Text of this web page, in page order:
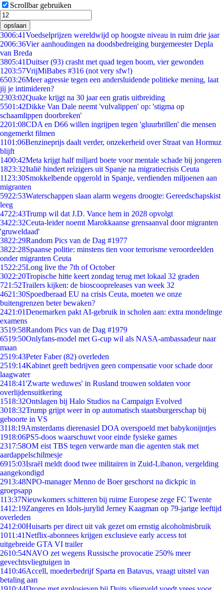
Scrollbar gebruiken
opslaan
3006:41Voedselprijzen wereldwijd op hoogste niveau in ruim drie jaar
2006:36Vier aanhoudingen na doodsbedreiging burgemeester Depla
van Breda
3805:41Duitser (93) crasht met quad tegen boom, vier gewonden
1203:57VrijMiBabes #316 (not very sfw!)
6503:26Meer agressie tegen een andersluidende politieke mening, laat
jij je intimideren?
2303:02Quake krijgt na 30 jaar een gratis uitbreiding
5501:42Dikke Van Dale neemt 'vulvalippen' op: 'stigma op
schaamlippen doorbreken'
2201:08CDA en D66 willen ingrijpen tegen 'gluurbrillen' die mensen
ongemerkt filmen
1101:06Benzineprijs daalt verder, onzekerheid over Straat van Hormuz
blijft
1400:42Meta krijgt half miljard boete voor mentale schade bij jongeren
1823:32Italië hindert reizigers uit Spanje na migratiecrisis Ceuta
11 23:30Smokkelbende opgerold in Spanje, verdienden miljoenen aan
migranten
5922:53Waterschappen slaan alarm wegens droogte: Gereedschapskist
leeg
4722:43Trump wil dat J.D. Vance hem in 2028 opvolgt
3422:32Ceuta-leider noemt Marokkaanse grensaanval door migranten
'gruweldaad'
3822:29Random Pics van de Dag #1977
3822:28Spaanse politie: minstens tien voor terrorisme veroordeelden
onder migranten Ceuta
1522:25Long live the 7th of October
3022:20Tropische hitte keert zondag terug met lokaal 32 graden
721:52Trailers kijken: de bioscoopreleases van week 32
4621:30Spoedberaad EU na crisis Ceuta, moeten we onze
buitengrenzen beter bewaken?
2421:01Denemarken pakt AI-gebruik in scholen aan: extra mondelinge
examens
3519:58Random Pics van de Dag #1979
6519:50Onlyfans-model met G-cup wil als NASA-ambassadeur naar
maan
2519:43Peter Faber (82) overleden
2519:14Kabinet geeft bedrijven geen compensatie voor schade door
laagwater
2418:41'Zwarte weduwes' in Rusland trouwen soldaten voor
overlijdensuitkering
1518:32Ontslagen bij Halo Studios na Campaign Evolved
3018:32Trump grijpt weer in op automatisch staatsburgerschap bij
geboorte in VS
3118:19Amsterdams dierenasiel DOA overspoeld met babykonijntjes
1918:06PS5-doos waarschuwt voor einde fysieke games
2317:58OM eist TBS tegen verwarde man die agenten stak met
aardappelschilmesje
6915:03Israël meldt dood twee militairen in Zuid-Libanon, vergelding
aangekondigd
2913:48NPO-manager Menno de Boer geschorst na dickpic in
groepsapp
113:37Nieuwkomers schitteren bij ruime Europese zege FC Twente
1412:19Zangeres en Idols-jurylid Jerney Kaagman op 79-jarige leeftijd
overleden
2412:00Huisarts per direct uit vak gezet om ernstig alcoholmisbruik
1011:41Netflix-abonnees krijgen exclusieve early access tot
uitgebreide GTA VI trailer
2610:54NAVO zet wegens Russische provocatie 250% meer
gevechtsvliegtuigen in
1410:46Accell, moederbedrijf Sparta en Batavus, vraagt uitstel van
betaling aan